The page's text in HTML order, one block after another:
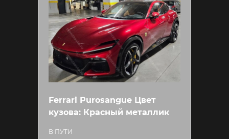
Ferrari Purosangue Цвет
кузова: Красный металлик
В ПУТИ